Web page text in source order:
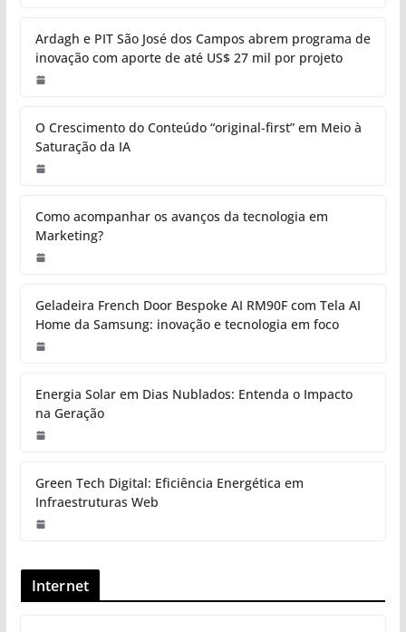
Ardagh e PIT São José dos Campos abrem programa de
inovação com aporte de até US$ 27 mil por projeto
O Crescimento do Conteúdo “original-first” em Meio à
Saturação da IA
Como acompanhar os avanços da tecnologia em
Marketing?
Geladeira French Door Bespoke AI RM90F com Tela AI
Home da Samsung: inovação e tecnologia em foco
Energia Solar em Dias Nublados: Entenda o Impacto
na Geração
Green Tech Digital: Eficiência Energética em
Infraestruturas Web
Internet